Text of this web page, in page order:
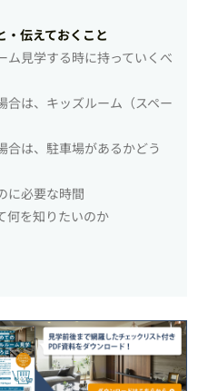
・伝えておくこと
ム見学する時に持っていくべ
合は、キッズルーム（スペー
合は、駐車場があるかどう
に必要な時間
何を知りたいのか